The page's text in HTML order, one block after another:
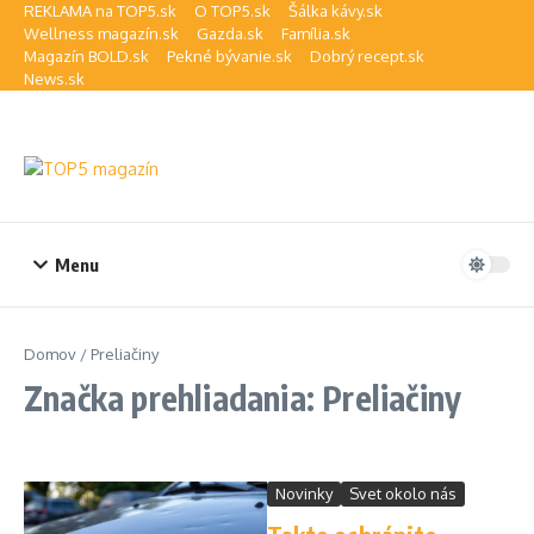
Preskočiť na obsah
REKLAMA na TOP5.sk O TOP5.sk
Šálka kávy.sk
Wellness magazín.sk
Gazda.sk
Família.sk
Magazín BOLD.sk
Pekné bývanie.sk
Dobrý recept.sk
News.sk
Menu
Domov / Preliačiny
Značka prehliadania: Preliačiny
Novinky Svet okolo nás